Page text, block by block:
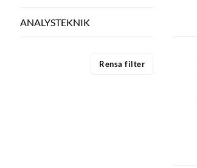
ANALYSTEKNIK
Rensa filter